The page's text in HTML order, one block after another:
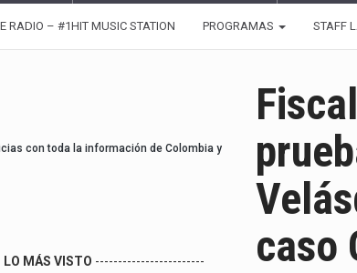
RADIO – #1HIT MUSIC STATION PROGRAMAS STAFF
caso
con toda la información de Colombia y
LO MÁS VISTO ------------------------